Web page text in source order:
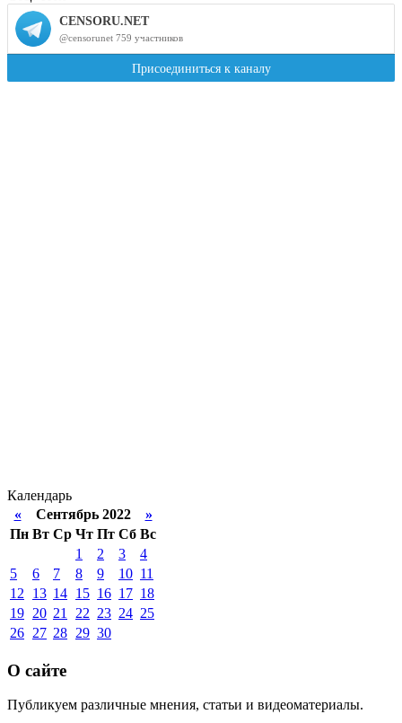
Календарь
«Сентябрь 2022 »
Пн Вт Ср Чт Пт Сб Вс
1
2 3
4
5
6 7 8 9 10 11
12
13 14 15 16 17 18
19 20 21 22 23 24 25
26 27 28 29 30
О сайте
Публикуем различные мнения, статьи и видеоматериалы.